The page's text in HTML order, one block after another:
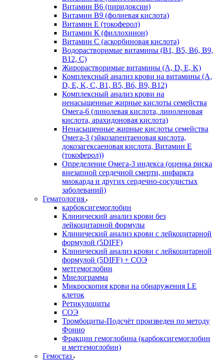
Витамин В6 (пиридоксин)
Витамин В9 (фолиевая кислота)
Витамин Е (токоферол)
Витамин К (филлохинон)
Витамин С (аскорбиновая кислота)
Водорастворимые витамины (B1, B5, B6, В9,
В12, С)
Жирорастворимые витамины (A, D, E, K)
Комплексный анализ крови на витамины (A,
D, E, K, C, B1, B5, B6, В9, B12)
Комплексный анализ крови на
ненасыщенные жирные кислоты семейства
Омега-6 (линолевая кислота, линоленовая
кислота, арахидоновая кислота)
Ненасыщенные жирные кислоты семейства
Омега-3 (эйкозапентаеновая кислота,
докозагексаеновая кислота, Витамин E
(токоферол))
Определение Омега-3 индекса (оценка риска
внезапной сердечной смерти, инфаркта
миокарда и других сердечно-сосудистых
заболеваний)
Гематология
карбоксигемоглобин
Клинический анализ крови без
лейкоцитарной формулы
Клинический анализ крови с лейкоцитарной
формулой (5DIFF)
Клинический анализ крови с лейкоцитарной
формулой (5DIFF) + СОЭ
метгемоглобин
Миелограмма
Микроскопия крови на обнаружения LE
клеток
Ретикулоциты
СОЭ
Тромбоциты-Подсчёт произведен по методу
Фонио
Фракции гемоглобина (карбоксигемоглобин
и метгемоглобин)
Гемостаз